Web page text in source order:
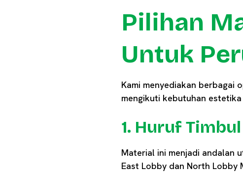
Pilihan
Untuk
Kami menyediakan berbagai
mengikuti kebutuhan
1. Huruf
Material ini menjadi andalan
East Lobby dan North Lobby